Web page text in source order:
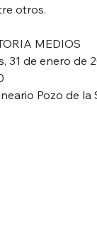
otros.
MEDIOS
31 de enero de
Pozo de la